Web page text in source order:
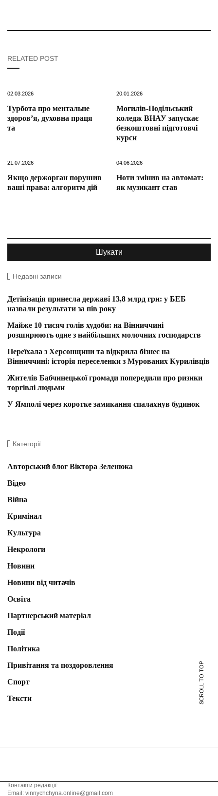
RELATED POST
02.03.2026
Турбота про ментальне
здоров’я, духовна праця
та
20.01.2026
Могилів-Подільський
коледж ВНАУ запускає
безкоштовні підготовчі
курси
21.07.2026
Якщо держорган порушив
ваші права: алгоритм дій
04.06.2026
Ноти змінив на автомат:
як музикант став
Недавні записи
Детінізація принесла державі 13,8 млрд грн: у БЕБ
назвали результати за пів року
Майже 10 тисяч голів худоби: на Вінниччині
розширюють одне з найбільших молочних господарств
Переїхала з Херсонщини та відкрила бізнес на
Вінниччині: історія переселенки з Мурованих Курилівців
Жителів Бабчинецької громади попередили про ризики
торгівлі людьми
У Ямполі через коротке замикання спалахнув будинок
Категорії
Авторський блог Віктора Зеленюка
Відео
Війна
Кримінал
Культура
Некрологи
Новини
Новини від читачів
Освіта
Партнерський матеріал
Події
Політика
Привітання та поздоровлення
Спорт
Тексти
SCROLL TO TOP
Контакти редакції:
Email: vinnychchyna.online@gmail.com